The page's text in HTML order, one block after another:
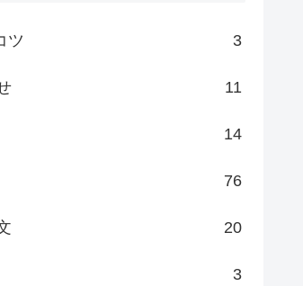
ツ 3
11
14
76
20
3